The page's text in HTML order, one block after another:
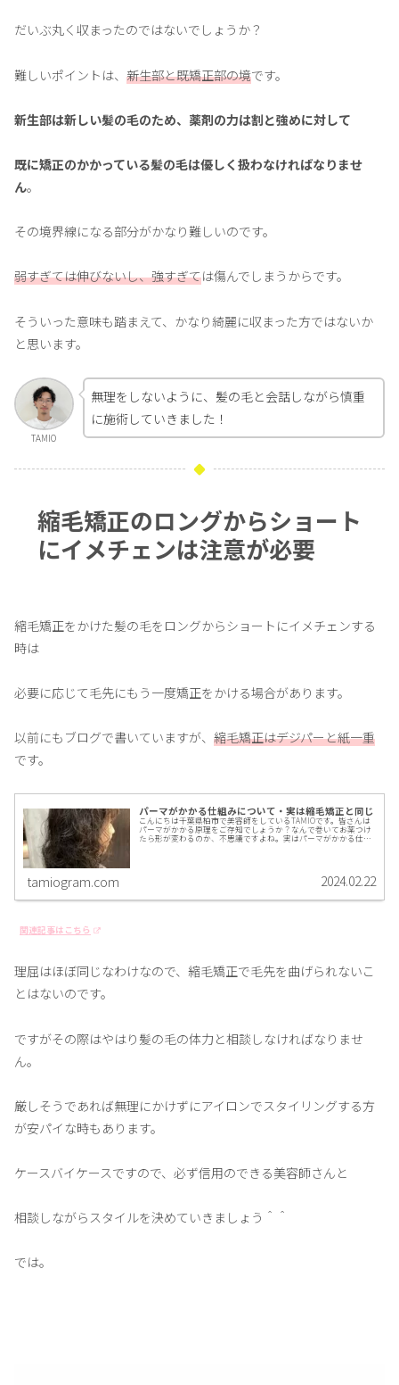
だいぶ丸く収まったのではないでしょうか？
難しいポイントは、 新生部と既矯正部の境です。
新生部は新しい髪の毛のため、薬剤の力は割と強めに対して
既に矯正のかかっている髪の毛は優しく扱わなければなりませ
ん。
その境界線になる部分がかなり難しいのです。
弱すぎては伸びないし、強すぎては傷んでしまうからです。
そういった意味も踏まえて、かなり綺麗に収まった方ではないか
と思います。
TAMIO
無理をしないように、髪の毛と会話しながら慎重
に施術していきました！
縮毛矯正のロングからショート
にイメチェンは注意が必要
縮毛矯正をかけた髪の毛をロングからショートにイメチェンする
時は
必要に応じて毛先にもう一度矯正をかける場合があります。
以前にもブログで書いていますが、 縮毛矯正はデジパーと紙一重
です。
パーマがかかる仕組みについて・実は縮毛矯正と同じ
こんにちは千葉県柏市で美容師をしているTAMIOです。皆さんは
パーマがかかる原理をご存知でしょうか？なんで巻いてお薬つけ
たら形が変わるのか、不思議ですよね。実はパーマがかかる仕組
tamiogram.com 2024.02.22
関連記事はこちら
理屈はほぼ同じなわけなので、縮毛矯正で毛先を曲げられないこ
とはないのです。
ですがその際はやはり髪の毛の体力と相談しなければなりませ
ん。
厳しそうであれば無理にかけずにアイロンでスタイリングする方
が安パイな時もあります。
ケースバイケースですので、必ず信用のできる美容師さんと
相談しながらスタイルを決めていきましょう＾＾
では。